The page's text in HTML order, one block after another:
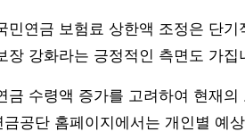
민연금 보험료 상한액 조정은 단
장 강화라는 긍정적인 측면도 가집
금 수령액 증가를 고려하여 현재
금공단 홈페이지에서는 개인별 예